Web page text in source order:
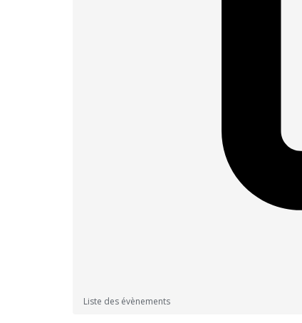
Liste des évènements